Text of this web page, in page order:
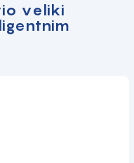
veliki